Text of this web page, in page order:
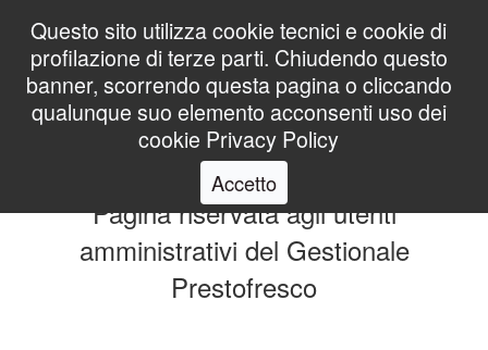
Questo sito utilizza cookie tecnici e cookie di
profilazione di terze parti. Chiudendo questo
banner, scorrendo questa pagina o cliccando
qualunque suo elemento acconsenti uso dei
cookie Privacy Policy
Accetto
Utente
Pagina riservata agli utenti
amministrativi del Gestionale
Prestofresco